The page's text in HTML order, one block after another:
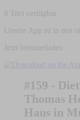
0 Titel verfügbar
Unsere App ist in den
Jetzt herunterladen
#159 -
Thomas
Haus in